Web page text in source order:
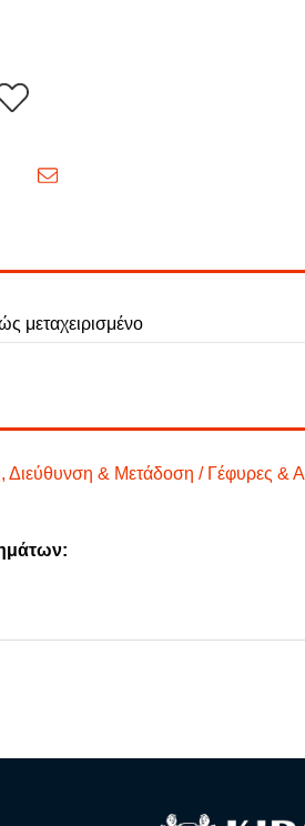
μεταχειρισμένο
& Μετάδοση / Γέφυρες &